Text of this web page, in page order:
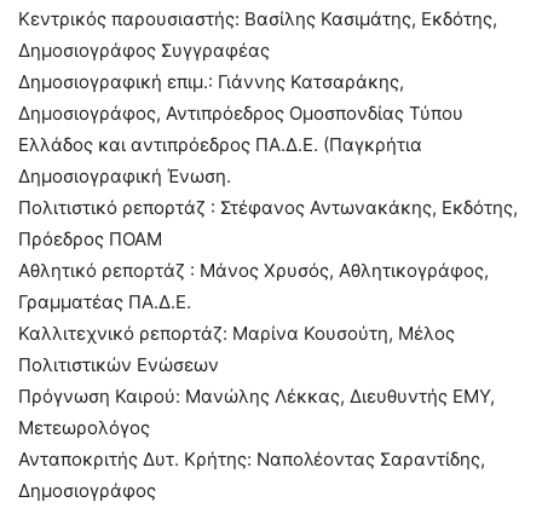
Κεντρικός παρουσιαστής: Βασίλης Κασιμάτης, Εκδότης,
Δημοσιογράφος Συγγραφέας
Δημοσιογραφική επιμ.: Γιάννης Κατσαράκης,
Δημοσιογράφος, Αντιπρόεδρος Ομοσπονδίας Τύπου
Ελλάδος και αντιπρόεδρος ΠΑ.Δ.Ε. (Παγκρήτια
Δημοσιογραφική Ένωση.
Πολιτιστικό ρεπορτάζ : Στέφανος Αντωνακάκης, Εκδότης,
Πρόεδρος ΠΟΑΜ
Αθλητικό ρεπορτάζ : Μάνος Χρυσός, Αθλητικογράφος,
Γραμματέας ΠΑ.Δ.Ε.
Καλλιτεχνικό ρεπορτάζ: Μαρίνα Κουσούτη, Μέλος
Πολιτιστικών Ενώσεων
Πρόγνωση Καιρού: Μανώλης Λέκκας, Διευθυντής ΕΜΥ,
Μετεωρολόγος
Ανταποκριτής Δυτ. Κρήτης: Ναπολέοντας Σαραντίδης,
Δημοσιογράφος